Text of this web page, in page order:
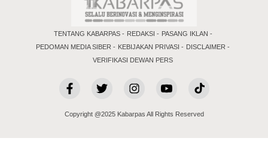
TENTANG KABARPAS REDAKSI
PASANG IKLAN
PEDOMAN MEDIA SIBER
KEBIJAKAN PRIVASI
DISCLAIMER
VERIFIKASI DEWAN PERS
Copyright @2025 Kabarpas All Rights Reserved